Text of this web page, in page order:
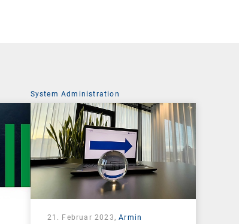
System Administration
21. Februar 2023,Armin